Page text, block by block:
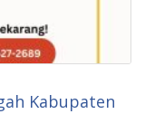
Kabupaten